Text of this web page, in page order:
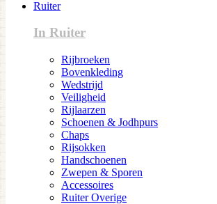
Ruiter
In Ruiter
Rijbroeken
Bovenkleding
Wedstrijd
Veiligheid
Rijlaarzen
Schoenen & Jodhpurs
Chaps
Rijsokken
Handschoenen
Zwepen & Sporen
Accessoires
Ruiter Overige